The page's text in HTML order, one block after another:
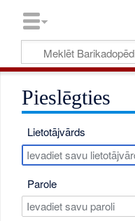
Pieslēgties
Lietotājvārds
Parole